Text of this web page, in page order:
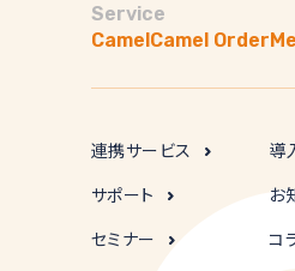
Service
CamelCamel Order
連携サービス
サポート
セミナー
導
お
コ